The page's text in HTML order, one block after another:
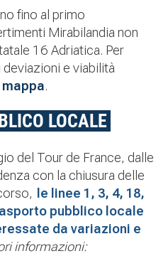
fino al primo
Mirabilandia non
16 Adriatica. Per
e viabilità
mappa.
LOCALE
del Tour de France, dalle
con la chiusura delle
le linee 1, 3, 4, 18,
pubblico locale
da variazioni e
informazioni: